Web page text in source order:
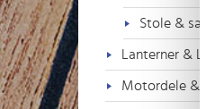
Stole &
Lanterner & Lys
Motordele &